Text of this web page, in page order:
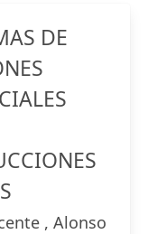
DE
, Alonso